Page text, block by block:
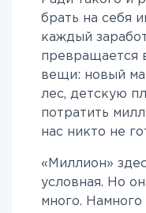
брать на себя
каждый
превращается
вещи: новый
лес, детскую
потратить
нас никто не
«Миллион»
условная. Но
много.